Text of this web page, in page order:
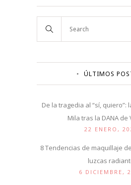
ÚLTIMOS
De la tragedia al “sí, quiero”:
Mila tras la DANA de
22 ENERO,
8 Tendencias de maquillaje
luzcas
6 DICIEMBRE,